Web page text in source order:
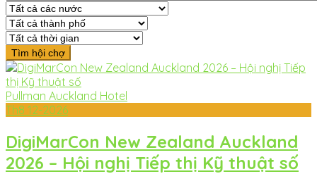
Pullman Auckland Hotel
Th8 12-2026
DigiMarCon New Zealand Auckland
2026 – Hội nghị Tiếp thị Kỹ thuật số